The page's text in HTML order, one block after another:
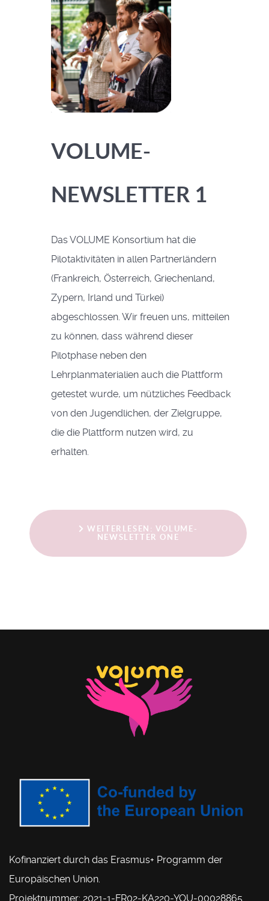
VOLUME-
NEWSLETTER 1
Das VOLUME Konsortium hat die
Pilotaktivitäten in allen Partnerländern
(Frankreich, Österreich, Griechenland,
Zypern, Irland und Türkei)
abgeschlossen. Wir freuen uns, mitteilen
zu können, dass während dieser
Pilotphase neben den
Lehrplanmaterialien auch die Plattform
getestet wurde, um nützliches Feedback
von den Jugendlichen, der Zielgruppe,
die die Plattform nutzen wird, zu
erhalten.
WEITERLESEN: VOLUME-
NEWSLETTER ONE
Kofinanziert durch das Erasmus+ Programm der
Europäischen Union.
Projektnummer: 2021-1-FR02-KA220-YOU-00028865